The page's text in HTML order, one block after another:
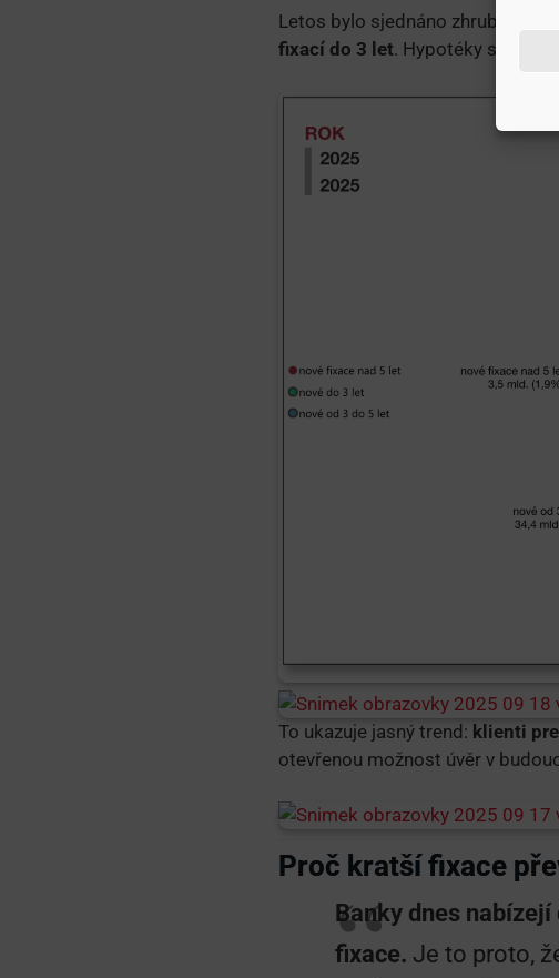
Letos bylo sjednáno zhruba
fixací do 3 let. Hypotéky s fixací
To ukazuje jasný trend: klienti
otevřenou možnost úvěr v
Proč kratší fixace
Banky dnes
fixace. Je to proto,